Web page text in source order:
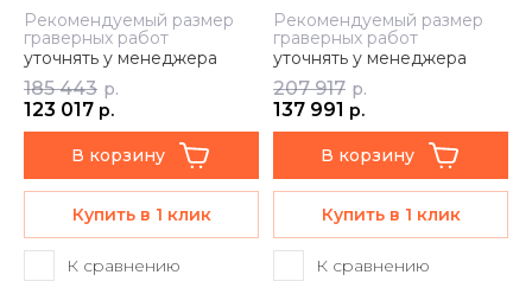
Рекомендуемый размер
граверных работ
уточнять у менеджера
185 443 р.
123 017 р.
В корзину
Купить в 1 клик
К сравнению
Рекомендуемый размер
граверных работ
уточнять у менеджера
207 917 р.
137 991 р.
В корзину
Купить в 1 клик
К сравнению